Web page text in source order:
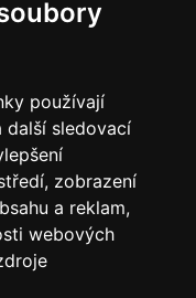
používají
další sledovací
zobrazení
a reklam,
webových
Budějovice,
reklam a